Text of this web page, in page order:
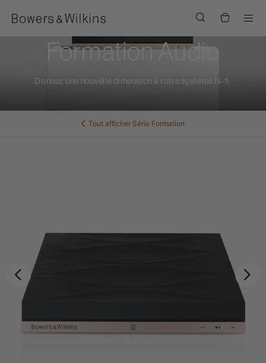
Formation Audio
Donnez une nouvelle dimension à votre système hi-fi.
Tout afficher Série Formation
Précédent